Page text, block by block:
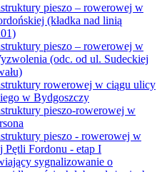
pieszo – rowerowej w
(kładka nad linią
pieszo – rowerowej w
(odc. od ul. Sudeckiej
rowerowej w ciągu ulicy
w Bydgoszczy
pieszo-rowerowej w
pieszo - rowerowej w
Pętli Fordonu - etap I
sygnalizowanie o